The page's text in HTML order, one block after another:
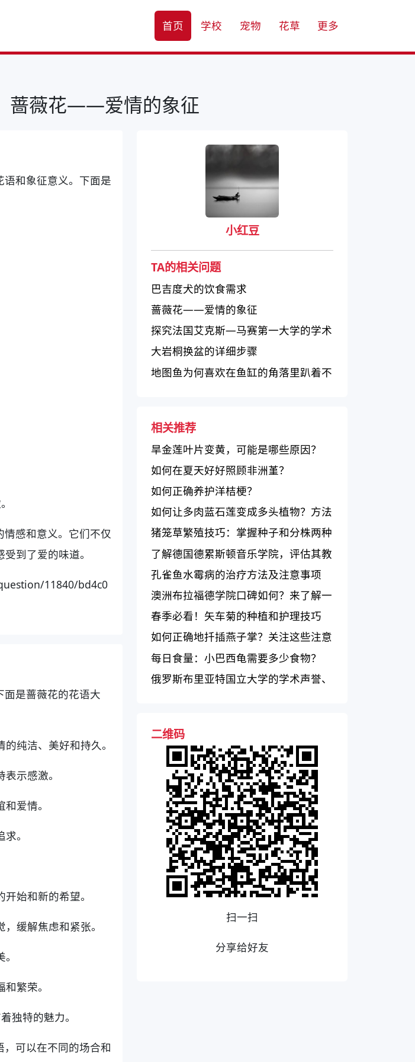
首页 学校 宠物 花草 更多
蔷薇花——爱情的象征
和象征意义。下面是
感和意义。它们不仅
到了爱的味道。
11840/bd4c0
是蔷薇花的花语大
纯洁、美好和持久。
示感激。
爱情。
。
始和新的希望。
缓解焦虑和紧张。
繁荣。
独特的魅力。
可以在不同的场合和
小红豆
TA的相关问题
巴吉度犬的饮食需求
蔷薇花——爱情的象征
探究法国艾克斯—马赛第一大学的学术
水平和研究重点
大岩桐换盆的详细步骤
地图鱼为何喜欢在鱼缸的角落里趴着不
相关推荐
旱金莲叶片变黄，可能是哪些原因？
如何在夏天好好照顾非洲堇？
如何正确养护洋桔梗？
如何让多肉蓝石莲变成多头植物？方法
大揭秘！
猪笼草繁殖技巧：掌握种子和分株两种
方法
了解德国德累斯顿音乐学院，评估其教
育质量
孔雀鱼水霉病的治疗方法及注意事项
澳洲布拉福德学院口碑如何？来了解一
下
春季必看！矢车菊的种植和护理技巧
如何正确地扦插燕子掌？关注这些注意
事项！
每日食量：小巴西龟需要多少食物？
俄罗斯布里亚特国立大学的学术声誉、
二维码
扫一扫
分享给好友